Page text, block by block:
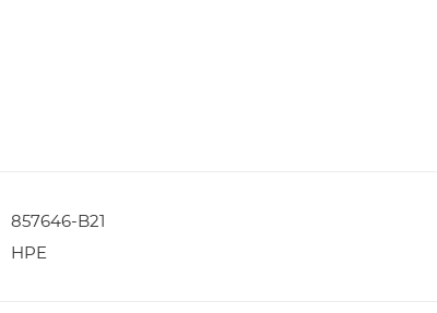
857646-B21
HPE